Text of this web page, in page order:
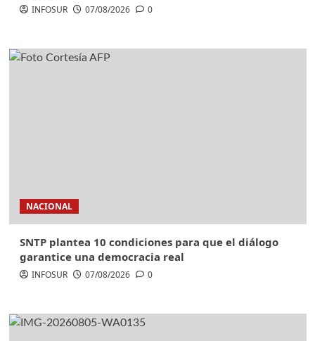
INFOSUR 07/08/2026 0
NACIONAL
SNTP plantea 10 condiciones para que el diálogo
garantice una democracia real
INFOSUR 07/08/2026 0